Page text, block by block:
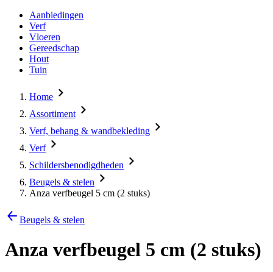
Aanbiedingen
Verf
Vloeren
Gereedschap
Hout
Tuin
Home
Assortiment
Verf, behang & wandbekleding
Verf
Schildersbenodigdheden
Beugels & stelen
Anza verfbeugel 5 cm (2 stuks)
Beugels & stelen
Anza verfbeugel 5 cm (2 stuks)